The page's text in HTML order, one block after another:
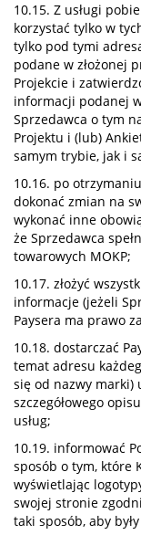
10.15. Z usługi
korzystać tylko w
tylko pod tymi
podane w złożonej
Projekcie i
informacji podanej
Sprzedawca o tym
Projektu i (lub)
samym trybie, jak i
10.16. po
dokonać zmian na
wykonać inne
że Sprzedawca
towarowych MOKP;
10.17. złożyć
informacje (jeżeli
Paysera ma prawo
10.18. dostarczać
temat adresu
się od nazwy marki)
szczegółowego
usług;
10.19. informować
sposób o tym, które
wyświetlając
swojej stronie
taki sposób, aby